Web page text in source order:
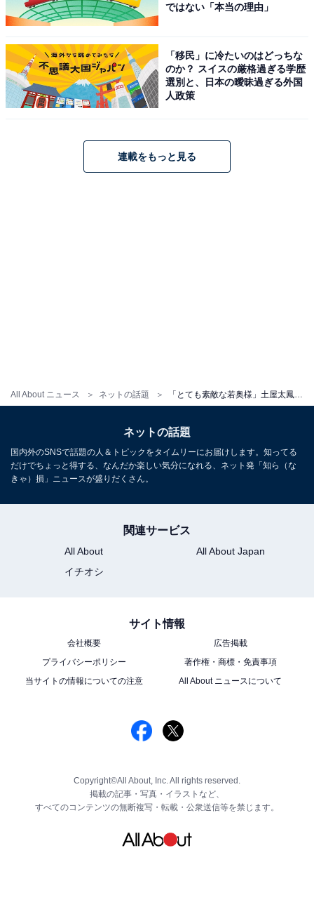
All About ニュース ネットの話題
ではない「本当の理由」
「移民」に冷たいのはどっちな
のか？ スイスの厳格過ぎる学歴
選別と、日本の曖昧過ぎる外国
人政策
連載をもっと見る
ネットの話題
国内外のSNSで話題の人＆トピックをタイムリーにお届けします。知ってる
だけでちょっと得する、なんだか楽しい気分になれる、ネット発「知ら（な
きゃ）損」ニュースが盛りだくさん。
関連サービス
All About
All About Japan
イチオシ
サイト情報
会社概要
広告掲載
プライバシーポリシー
著作権・商標・免責事項
当サイトの情報についての注意
All About ニュースについて
Copyright©All About, Inc. All rights reserved.
掲載の記事・写真・イラストなど、
すべてのコンテンツの無断複写・転載・公衆送信等を禁じます。